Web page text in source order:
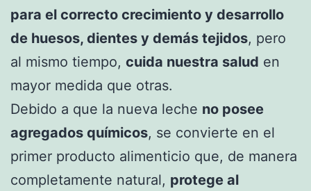
para el correcto crecimiento y desarrollo
de huesos, dientes y demás tejidos, pero
al mismo tiempo, cuida nuestra salud en
mayor medida que otras.
Debido a que la nueva leche no posee
agregados químicos, se convierte en el
primer producto alimenticio que, de manera
completamente natural, protege al